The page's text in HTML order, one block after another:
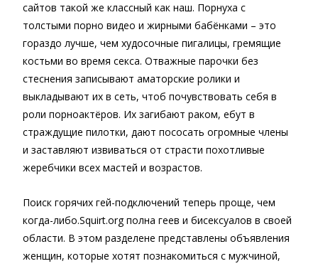
сайтов такой же классный как наш. Порнуха с
толстыми порно видео и жирными бабёнками – это
гораздо лучше, чем худосочные пигалицы, гремящие
костьми во время секса. Отважные парочки без
стеснения записывают аматорские ролики и
выкладывают их в сеть, чтоб почувствовать себя в
роли порноактёров. Их загибают раком, ебут в
страждущие пилотки, дают пососать огромные члены
и заставляют извиваться от страсти похотливые
жеребчики всех мастей и возрастов.
Поиск горячих гей-подключений теперь проще, чем
когда-либо.Squirt.org полна геев и бисексуалов в своей
области. В этом разделене представлены объявления
женщин, которые хотят познакомиться с мужчиной,